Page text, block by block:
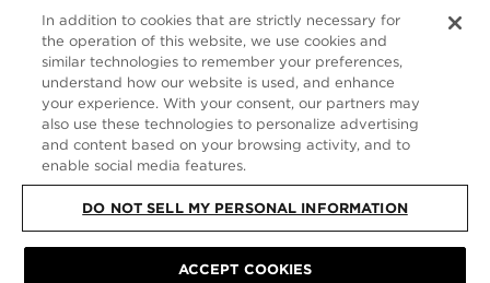
UNITED STATES
It looks like you are visiting us from United States,
but you are currently browsing our France store.
Would you like to be redirected to your local site?
SHOP IN UNITED STATES
CONTINUE BROWSING HERE
SERVICE CLIENT
À PROPOS
FOLLOW US
POLITIQUE DE CONFIDENTIALITÉ
In addition to cookies that are strictly necessary for
the operation of this website, we use cookies and
similar technologies to remember your preferences,
understand how our website is used, and enhance
your experience. With your consent, our partners may
also use these technologies to personalize advertising
and content based on your browsing activity, and to
enable social media features.
DO NOT SELL MY PERSONAL INFORMATION
ACCEPT COOKIES